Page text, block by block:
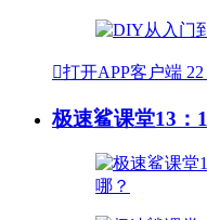
打开APP客户端 22
极速鲨课堂13：